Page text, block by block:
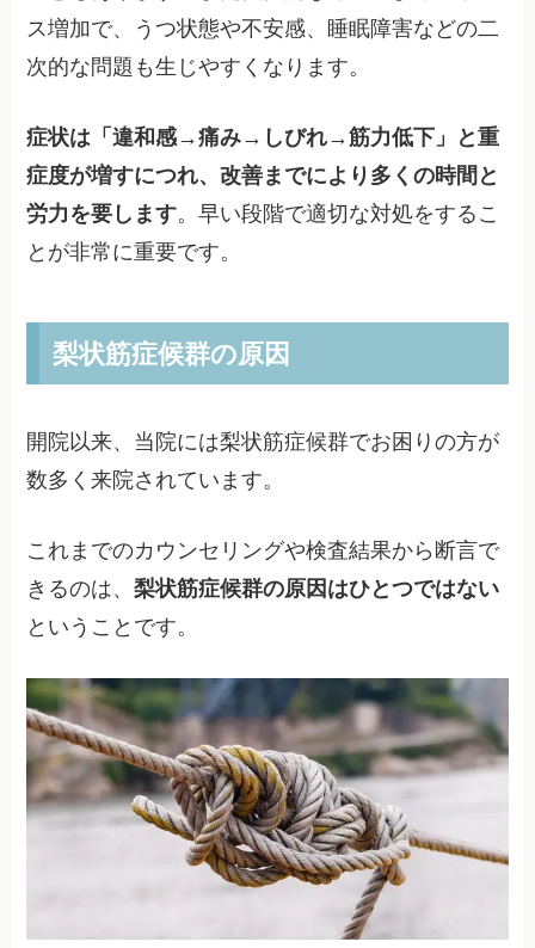
ス増加で、うつ状態や不安感、睡眠障害などの二
次的な問題も生じやすくなります。
症状は「違和感→痛み→しびれ→筋力低下」と重
症度が増すにつれ、改善までにより多くの時間と
労力を要します。早い段階で適切な対処をするこ
とが非常に重要です。
梨状筋症候群の原因
開院以来、当院には梨状筋症候群でお困りの方が
数多く来院されています。
これまでのカウンセリングや検査結果から断言で
きるのは、梨状筋症候群の原因はひとつではない
ということです。